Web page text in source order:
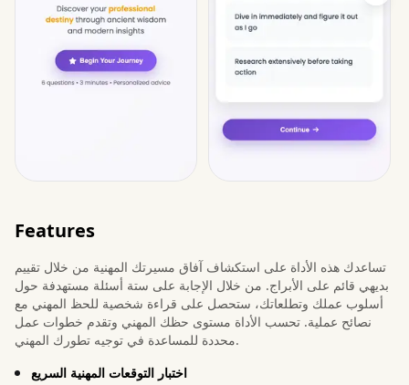
Features
تساعدك هذه الأداة على استكشاف آفاق مسيرتك المهنية من خلال تقييم
بديهي قائم على الأبراج. من خلال الإجابة على ستة أسئلة مستهدفة حول
أسلوب عملك وتطلعاتك، ستحصل على قراءة شخصية للحظ المهني مع
نصائح عملية. تحسب الأداة مستوى حظك المهني وتقدم خطوات عمل
محددة للمساعدة في توجيه تطورك المهني.
اختبار التوقعات المهنية السريع